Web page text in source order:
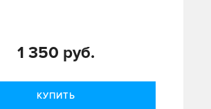
1 350 руб.
КУПИТЬ